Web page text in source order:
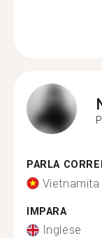
PARLA
Vietnamita
IMPARA
Inglese